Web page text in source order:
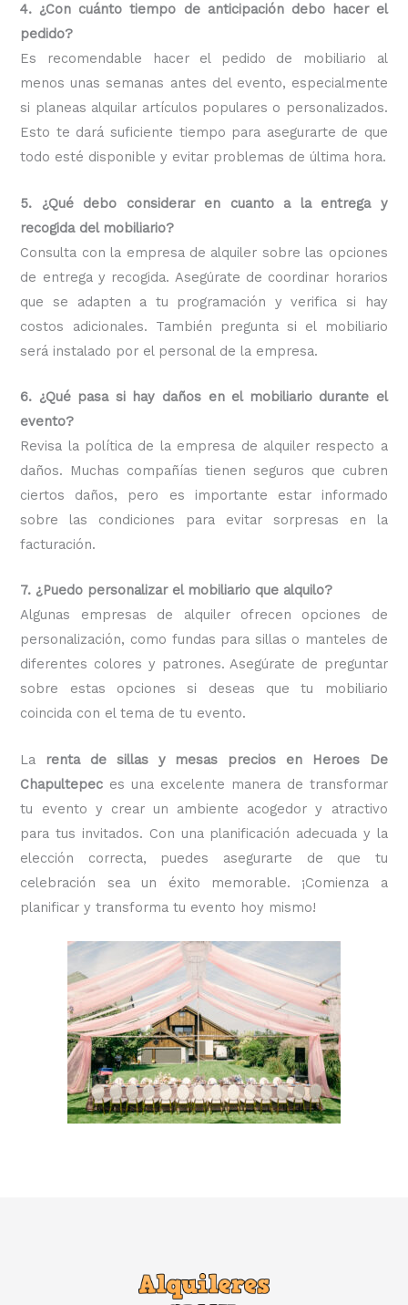
4. ¿Con cuánto tiempo de anticipación debo hacer el
pedido?
Es recomendable hacer el pedido de mobiliario al
menos unas semanas antes del evento, especialmente
si planeas alquilar artículos populares o personalizados.
Esto te dará suficiente tiempo para asegurarte de que
todo esté disponible y evitar problemas de última hora.
5. ¿Qué debo considerar en cuanto a la entrega y
recogida del mobiliario?
Consulta con la empresa de alquiler sobre las opciones
de entrega y recogida. Asegúrate de coordinar horarios
que se adapten a tu programación y verifica si hay
costos adicionales. También pregunta si el mobiliario
será instalado por el personal de la empresa.
6. ¿Qué pasa si hay daños en el mobiliario durante el
evento?
Revisa la política de la empresa de alquiler respecto a
daños. Muchas compañías tienen seguros que cubren
ciertos daños, pero es importante estar informado
sobre las condiciones para evitar sorpresas en la
facturación.
7. ¿Puedo personalizar el mobiliario que alquilo?
Algunas empresas de alquiler ofrecen opciones de
personalización, como fundas para sillas o manteles de
diferentes colores y patrones. Asegúrate de preguntar
sobre estas opciones si deseas que tu mobiliario
coincida con el tema de tu evento.
La renta de sillas y mesas precios en Heroes De
Chapultepec es una excelente manera de transformar
tu evento y crear un ambiente acogedor y atractivo
para tus invitados. Con una planificación adecuada y la
elección correcta, puedes asegurarte de que tu
celebración sea un éxito memorable. ¡Comienza a
planificar y transforma tu evento hoy mismo!